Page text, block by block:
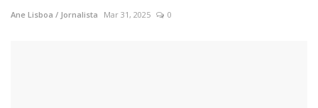
Ane Lisboa / Jornalista Mar 31, 2025 0